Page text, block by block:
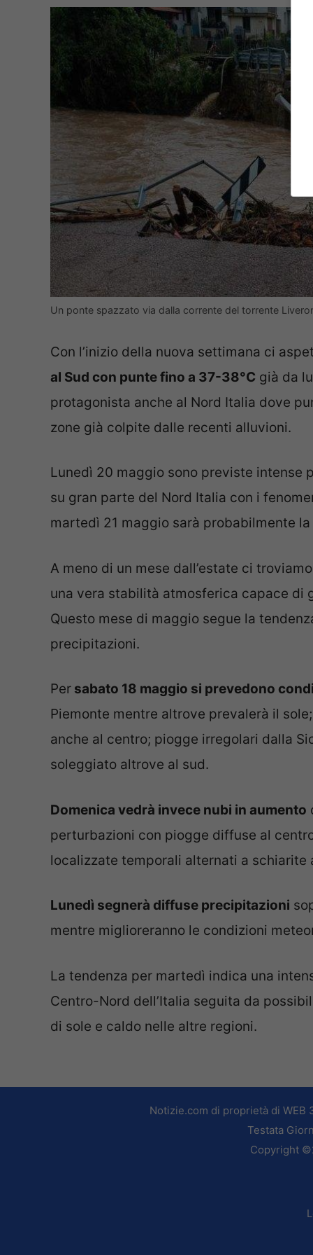
Un ponte spazzato via dalla corrente del torrente
Con l’inizio della nuova settimana ci
al Sud con punte fino a 37-38°C già da
protagonista anche al Nord Italia dove
zone già colpite dalle recenti alluvioni.
Lunedì 20 maggio sono previste intense
su gran parte del Nord Italia con i
martedì 21 maggio sarà probabilmente
A meno di un mese dall’estate ci
una vera stabilità atmosferica capace di
Questo mese di maggio segue la
precipitazioni.
Per sabato 18 maggio si prevedono
Piemonte mentre altrove prevalerà il
anche al centro; piogge irregolari dalla
soleggiato altrove al sud.
Domenica vedrà invece nubi in aumento
perturbazioni con piogge diffuse al
localizzate temporali alternati a schiarite
Lunedì segnerà diffuse precipitazioni
mentre miglioreranno le condizioni
La tendenza per martedì indica una
Centro-Nord dell’Italia seguita da
di sole e caldo nelle altre regioni.
Notizie.com di proprietà di WEB
Testata
Copyright